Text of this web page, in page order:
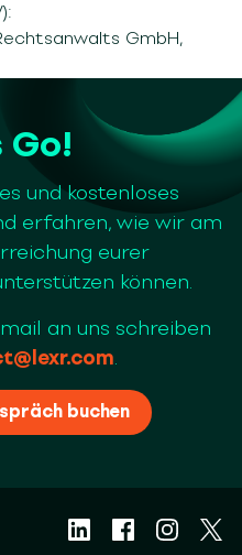
GmbH,
Go!
und kostenloses
erfahren, wie wir am
eurer
können.
an uns schreiben
.
buchen